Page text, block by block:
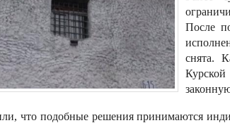
После
снята.
что подобные решения принимаются